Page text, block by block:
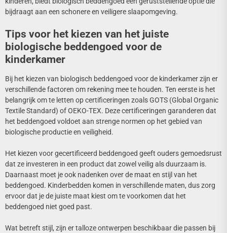
bijdraagt aan een schonere en veiligere slaapomgeving.
Tips voor het kiezen van het juiste
biologische beddengoed voor de
kinderkamer
Bij het kiezen van biologisch beddengoed voor de kinderkamer zijn er
verschillende factoren om rekening mee te houden. Ten eerste is het
belangrijk om te letten op certificeringen zoals GOTS (Global Organic
Textile Standard) of OEKO-TEX. Deze certificeringen garanderen dat
het beddengoed voldoet aan strenge normen op het gebied van
biologische productie en veiligheid.
Het kiezen voor gecertificeerd beddengoed geeft ouders gemoedsrust
dat ze investeren in een product dat zowel veilig als duurzaam is.
Daarnaast moet je ook nadenken over de maat en stijl van het
beddengoed. Kinderbedden komen in verschillende maten, dus zorg
ervoor dat je de juiste maat kiest om te voorkomen dat het
beddengoed niet goed past.
Wat betreft stijl, zijn er talloze ontwerpen beschikbaar die passen bij